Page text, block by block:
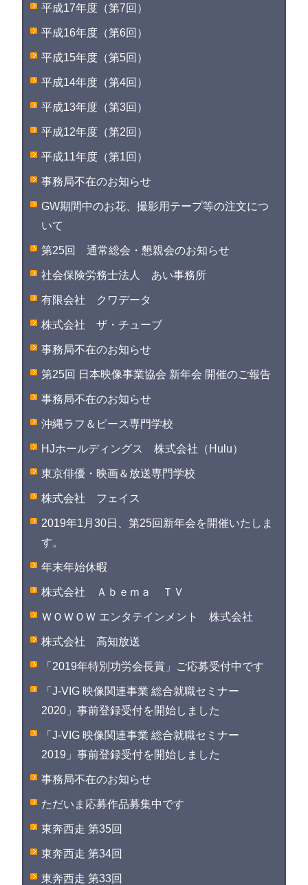
平成17年度（第7回）
平成16年度（第6回）
平成15年度（第5回）
平成14年度（第4回）
平成13年度（第3回）
平成12年度（第2回）
平成11年度（第1回）
事務局不在のお知らせ
GW期間中のお花、撮影用テープ等の注文につ
いて
第25回 通常総会・懇親会のお知らせ
社会保険労務士法人 あい事務所
有限会社 クワデータ
株式会社 ザ・チューブ
事務局不在のお知らせ
第25回 日本映像事業協会 新年会 開催のご報告
事務局不在のお知らせ
沖縄ラフ＆ピース専門学校
HJホールディングス 株式会社（Hulu）
東京俳優・映画＆放送専門学校
株式会社 フェイス
2019年1月30日、第25回新年会を開催いたしま
す。
年末年始休暇
株式会社 Ａｂｅｍａ ＴＶ
ＷＯＷＯＷ エンタテインメント 株式会社
株式会社 高知放送
「2019年特別功労会長賞」ご応募受付中です
「J-VIG 映像関連事業 総合就職セミナー
2020」事前登録受付を開始しました
「J-VIG 映像関連事業 総合就職セミナー
2019」事前登録受付を開始しました
事務局不在のお知らせ
ただいま応募作品募集中です
東奔西走 第35回
東奔西走 第34回
東奔西走 第33回